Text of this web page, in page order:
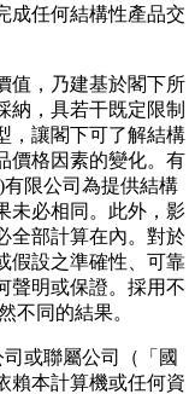
成任何結構性產品交
值，乃建基於閣下所
納，具若干既定限制
，讓閣下可了解結構
價格因素的變化。有
限公司為提供結構
未必相同。此外，影
全部計算在內。對於
假設之準確性、可靠
聲明或保證。採用不
不同的結果。
或聯屬公司（「國
賴本計算機或任何資